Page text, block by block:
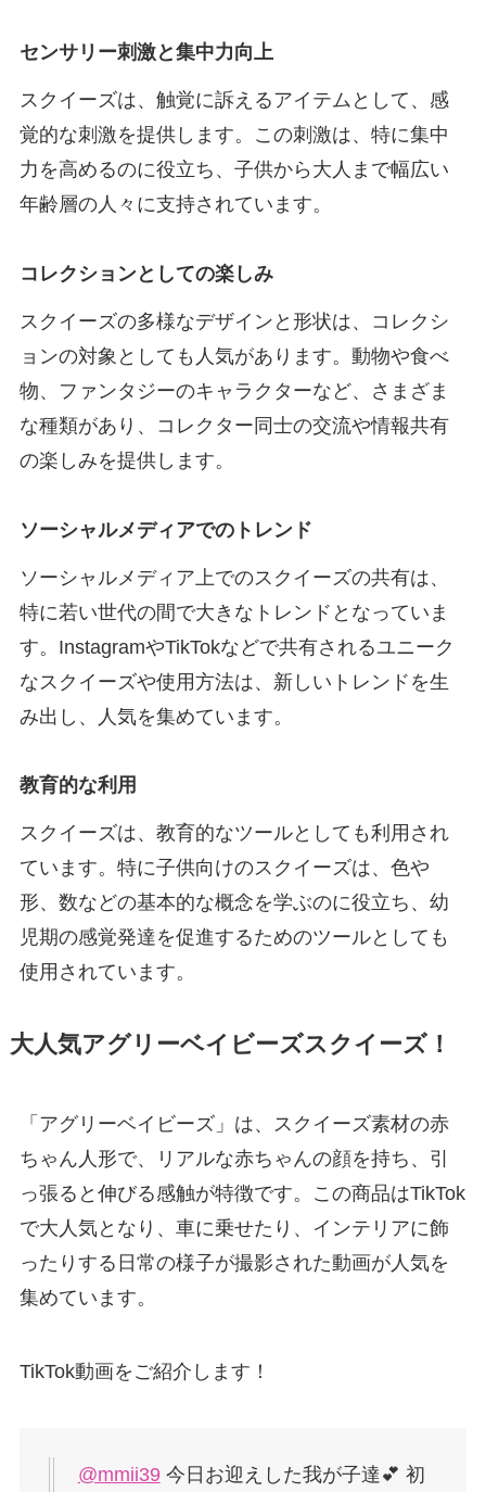
センサリー刺激と集中力向上
スクイーズは、触覚に訴えるアイテムとして、感
覚的な刺激を提供します。この刺激は、特に集中
力を高めるのに役立ち、子供から大人まで幅広い
年齢層の人々に支持されています。
コレクションとしての楽しみ
スクイーズの多様なデザインと形状は、コレクシ
ョンの対象としても人気があります。動物や食べ
物、ファンタジーのキャラクターなど、さまざま
な種類があり、コレクター同士の交流や情報共有
の楽しみを提供します。
ソーシャルメディアでのトレンド
ソーシャルメディア上でのスクイーズの共有は、
特に若い世代の間で大きなトレンドとなっていま
す。InstagramやTikTokなどで共有されるユニーク
なスクイーズや使用方法は、新しいトレンドを生
み出し、人気を集めています。
教育的な利用
スクイーズは、教育的なツールとしても利用され
ています。特に子供向けのスクイーズは、色や
形、数などの基本的な概念を学ぶのに役立ち、幼
児期の感覚発達を促進するためのツールとしても
使用されています。
大人気アグリーベイビーズスクイーズ！
「アグリーベイビーズ」は、スクイーズ素材の赤
ちゃん人形で、リアルな赤ちゃんの顔を持ち、引
っ張ると伸びる感触が特徴です。この商品はTikTok
で大人気となり、車に乗せたり、インテリアに飾
ったりする日常の様子が撮影された動画が人気を
集めています。
TikTok動画をご紹介します！
@mmii39今日お迎えした我が子達💕 初